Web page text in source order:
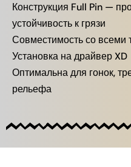
Конструкция Full Pin —
устойчивость к грязи
Совместимость со всеми
Установка на драйвер XD
Оптимальна для гонок,
рельефа